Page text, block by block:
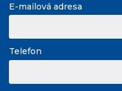
E-mailová adresa
Telefon